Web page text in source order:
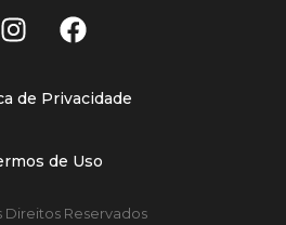
de Privacidade
de Uso
Direitos Reservados